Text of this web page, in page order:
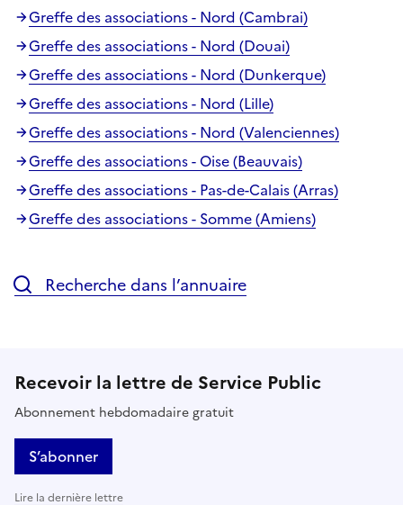
Greffe des associations - Nord (Cambrai)
Greffe des associations - Nord (Douai)
Greffe des associations - Nord (Dunkerque)
Greffe des associations - Nord (Lille)
Greffe des associations - Nord (Valenciennes)
Greffe des associations - Oise (Beauvais)
Greffe des associations - Pas-de-Calais (Arras)
Greffe des associations - Somme (Amiens)
Recherche dans l’annuaire
Recevoir la lettre de Service Public
Abonnement hebdomadaire gratuit
S’abonner
Lire la dernière lettre